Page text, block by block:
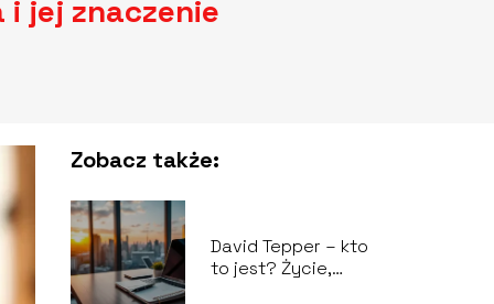
jej znaczenie
Zobacz także:
David Tepper – kto
to jest? Życie,